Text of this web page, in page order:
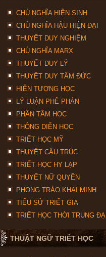
CHỦ NGHĨA HIỆN SINH
CHỦ NGHĨA HẬU HIỆN ĐẠI
THUYẾT DUY NGHIỆM
CHỦ NGHĨA MARX
THUYẾT DUY LÝ
THUYẾT DUY TÂM ĐỨC
HIỆN TƯỢNG HỌC
LÝ LUẬN PHÊ PHÁN
PHÂN TÂM HỌC
THÔNG DIỄN HỌC
TRIẾT HỌC MỸ
THUYẾT CẤU TRÚC
TRIẾT HỌC HY LẠP
THUYẾT NỮ QUYỀN
PHONG TRÀO KHAI MINH
TIỂU SỬ TRIẾT GIA
TRIẾT HỌC THỜI TRUNG ĐẠI
THUẬT NGỮ TRIẾT HỌC